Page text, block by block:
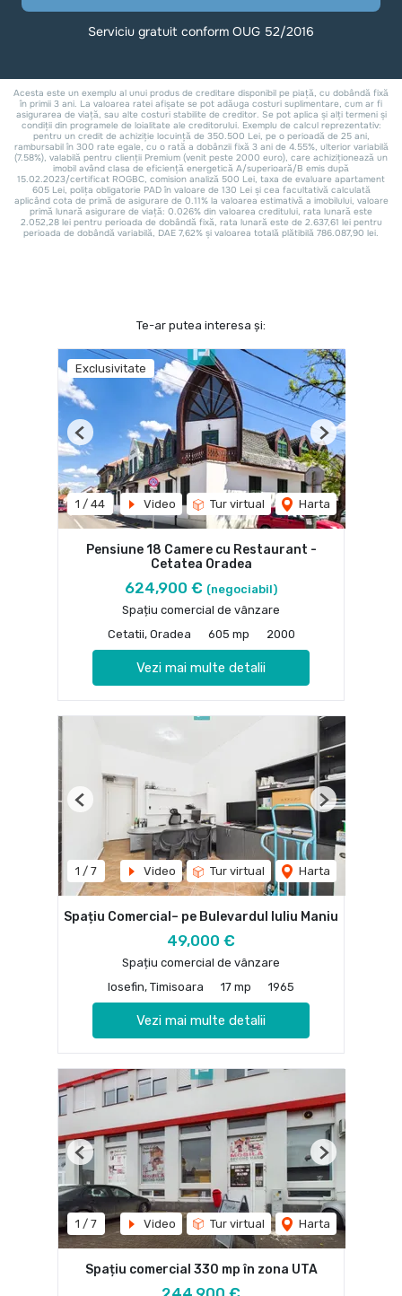
Te-ar putea interesa și:
Exclusivitate
1 / 44 Video Tur virtual Harta
Previous Next
Pensiune 18 Camere cu Restaurant -
Cetatea Oradea
624,900 € (negociabil)
Spațiu comercial de vânzare
Cetatii, Oradea
605 mp 2000
Vezi mai multe detalii
1 / 7 Video Tur virtual Harta
Previous Next
Spațiu Comercial– pe Bulevardul Iuliu Maniu
49,000 €
Spațiu comercial de vânzare
Iosefin, Timisoara
17 mp 1965
Vezi mai multe detalii
1 / 7 Video Tur virtual Harta
Previous Next
Spațiu comercial 330 mp în zona UTA